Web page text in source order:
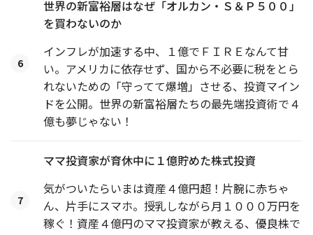
6
世界の新富裕層はなぜ「オルカン・Ｓ＆Ｐ５００」
を買わないのか
インフレが加速する中、１億でＦＩＲＥなんて甘
い。アメリカに依存せず、国から不必要に税をとら
れないための「守ってて爆増」させる、投資マイン
ドを公開。世界の新富裕層たちの最先端投資術で４
億も夢じゃない！
7
ママ投資家が育休中に１億貯めた株式投資
気がついたらいまは資産４億円超！片腕に赤ちゃ
ん、片手にスマホ。授乳しながら月１０００万円を
稼ぐ！資産４億円のママ投資家が教える、優良株で